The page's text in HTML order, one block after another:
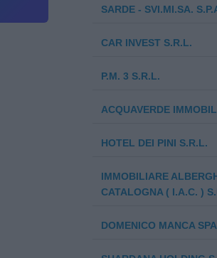
SARDE - SVI.MI.SA.
CAR INVEST S.R.L.
P.M. 3 S.R.L.
ACQUAVERDE
HOTEL DEI PINI S.R.L.
IMMOBILIARE
CATALOGNA ( I.A.C. )
DOMENICO MANCA SPA